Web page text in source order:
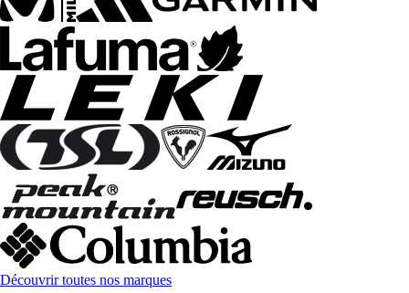
Découvrir toutes nos marques